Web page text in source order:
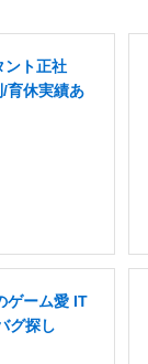
ント正社
育休実績あ
ゲーム愛 IT
グ探し